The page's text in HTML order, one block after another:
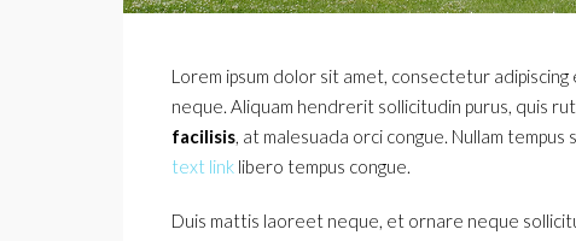
Lorem ipsum dolor sit amet, consectetur
neque. Aliquam hendrerit sollicitudin purus, quis
facilisis, at malesuada orci congue. Nullam
text link libero tempus congue.
Duis mattis laoreet neque, et ornare neque